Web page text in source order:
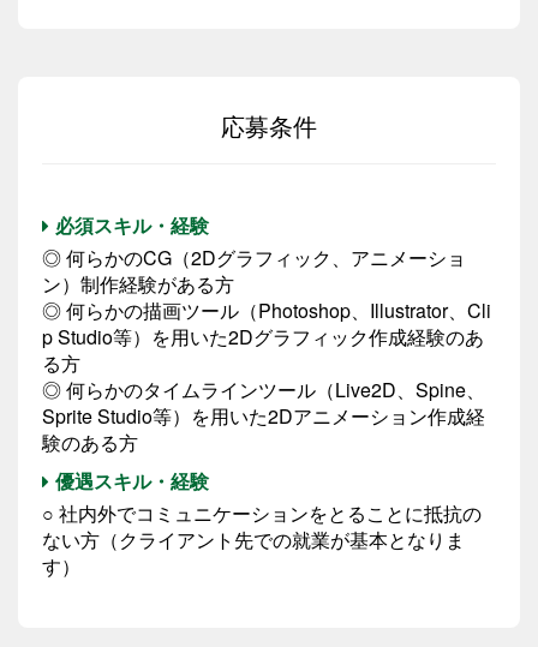
応募条件
必須スキル・経験
◎ 何らかのCG（2Dグラフィック、アニメーショ
ン）制作経験がある方
◎ 何らかの描画ツール（Photoshop、Illustrator、Cli
p Studio等）を用いた2Dグラフィック作成経験のあ
る方
◎ 何らかのタイムラインツール（Live2D、Spine、
Sprite Studio等）を用いた2Dアニメーション作成経
験のある方
優遇スキル・経験
○ 社内外でコミュニケーションをとることに抵抗の
ない方（クライアント先での就業が基本となりま
す）